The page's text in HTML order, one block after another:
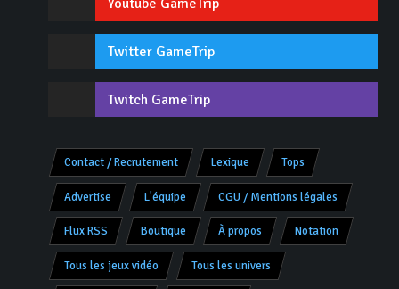
Youtube GameTrip
Twitter GameTrip
Twitch GameTrip
Contact / Recrutement Lexique Tops
Advertise L'équipe CGU / Mentions légales
Flux RSS Boutique À propos Notation
Tous les jeux vidéo Tous les univers